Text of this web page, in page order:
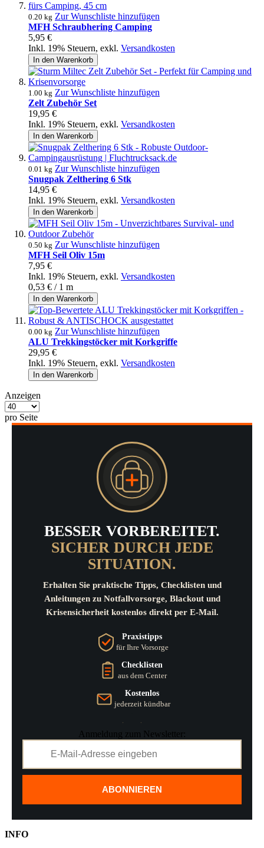
0.20 kg Zur Wunschliste hinzufügen
MFH Schraubhering Camping
5,95 €
Inkl. 19% Steuern, exkl. Versandkosten
In den Warenkorb
1.00 kg Zur Wunschliste hinzufügen
Zelt Zubehör Set
19,95 €
Inkl. 19% Steuern, exkl. Versandkosten
In den Warenkorb
0.01 kg Zur Wunschliste hinzufügen
Snugpak Zelthering 6 Stk
14,95 €
Inkl. 19% Steuern, exkl. Versandkosten
In den Warenkorb
0.50 kg Zur Wunschliste hinzufügen
MFH Seil Oliv 15m
7,95 €
Inkl. 19% Steuern, exkl. Versandkosten
0,53 € / 1 m
In den Warenkorb
0.00 kg Zur Wunschliste hinzufügen
ALU Trekkingstöcker mit Korkgriffe
29,95 €
Inkl. 19% Steuern, exkl. Versandkosten
In den Warenkorb
Anzeigen
pro Seite
BESSER VORBEREITET.
SICHER DURCH JEDE
SITUATION.
Erhalten Sie praktische Tipps, Checklisten und
Anleitungen zu Notfallvorsorge, Blackout und
Krisensicherheit kostenlos direkt per E-Mail.
Praxistipps
für Ihre Vorsorge
Checklisten
aus dem Center
Kostenlos
jederzeit kündbar
Anmeldung zum Newsletter:
ABONNIEREN
INFO